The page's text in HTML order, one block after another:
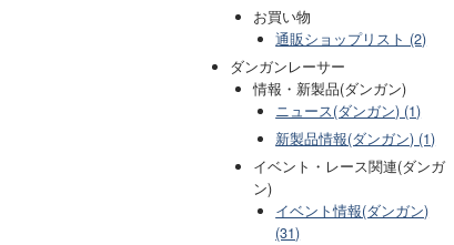
お買い物
通販ショップリスト (2)
ダンガンレーサー
情報・新製品(ダンガン)
ニュース(ダンガン) (1)
新製品情報(ダンガン) (1)
イベント・レース関連(ダンガ
ン)
イベント情報(ダンガン)
(31)